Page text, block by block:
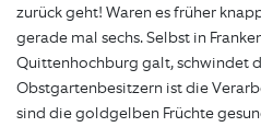
zurück geht! Waren es früher
gerade mal sechs. Selbst in
Quittenhochburg galt, schwindet
Obstgartenbesitzern ist die
sind die goldgelben Früchte